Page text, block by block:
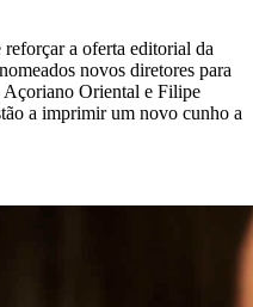
a oferta editorial da
novos diretores para
Açoriano Oriental e Filipe
a imprimir um novo cunho a